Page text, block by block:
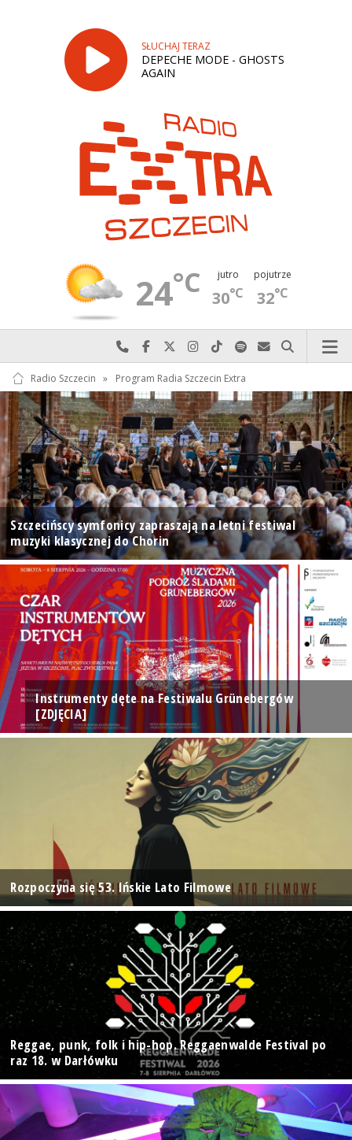
SŁUCHAJ TERAZ
DEPECHE MODE - GHOSTS
AGAIN
24°C jutro
30°C
pojutrze
32°C
Najlepiej po prostu do nas zadzwoń
Odwiedź nas na Facebook-u
Odwiedź nas na X
Odwiedź nas na Instagram-ie
Odwiedź nas na TikTok-u
Szukaj nas na Spotify
Wyślij do nas
Szukaj
Radio Szczecin » Program Radia Szczecin Extra
Szczecińscy symfonicy zapraszają na letni festiwal
muzyki klasycznej do Chorin
Instrumenty dęte na Festiwalu Grünebergów
[ZDJĘCIA]
Rozpoczyna się 53. Ińskie Lato Filmowe
Reggae, punk, folk i hip-hop. Reggaenwalde Festival po
raz 18. w Darłówku